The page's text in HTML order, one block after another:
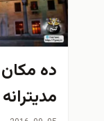
ده
مدیترانه